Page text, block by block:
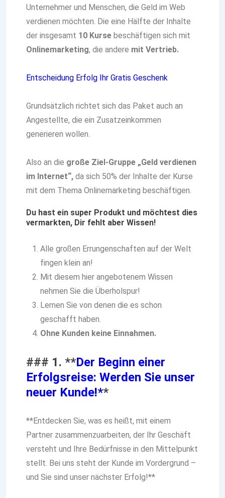
Unternehmer und Menschen, die Geld im Web
verdienen möchten. Die eine Hälfte der Inhalte
der insgesamt 10 Kurse beschäftigen sich mit
Onlinemarketing, die andere mit Vertrieb.
Entscheidung Erfolg Ihr Gratis Geschenk
Grundsätzlich richtet sich das Paket auch an
Angestellte, die ein Zusatzeinkommen
generieren wollen.
Also an die große Ziel-Gruppe „Geld verdienen
im Internet“, da sich 50% der Inhalte der Kurse
mit dem Thema Onlinemarketing beschäftigen.
Du hast ein super Produkt und möchtest dies
vermarkten, Dir fehlt aber Wissen!
Alle großen Errungenschaften auf der Welt
fingen klein an!
Mit diesem hier angebotenem Wissen
nehmen Sie die Überholspur!
Lernen Sie von denen die es schon
geschafft haben.
Ohne Kunden keine Einnahmen.
### 1. **Der Beginn einer
Erfolgsreise: Werden Sie unser
neuer Kunde!**
**Entdecken Sie, was es heißt, mit einem
Partner zusammenzuarbeiten, der Ihr Geschäft
versteht und Ihre Bedürfnisse in den Mittelpunkt
stellt. Bei uns steht der Kunde im Vordergrund –
und Sie sind unser nächster Erfolg!**